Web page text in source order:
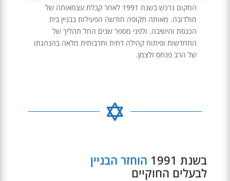
המקום נרכש בשנת 1991 לאחר קבלת עצמאותה של
מולדובה. מאותה תקופה חודשה הפעילות בבניין בית
הכנסת והישיבה, ולפני מספר שנים החל תהליך של
התחדשות ופיתוח קהילה דתית ותרבותית מלאה בהנהגתו
של הרב פנחס זלצמן.
בשנת 1991
הוחזר הבניין
לבעלים החוקיים